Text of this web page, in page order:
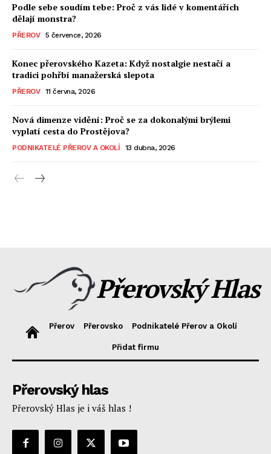
Podle sebe soudím tebe: Proč z vás lidé v komentářích
dělají monstra?
PŘEROV 5 července, 2026
Konec přerovského Kazeta: Když nostalgie nestačí a
tradici pohřbí manažerská slepota
PŘEROV 11 června, 2026
Nová dimenze vidění: Proč se za dokonalými brýlemi
vyplatí cesta do Prostějova?
PODNIKATELÉ PŘEROV A OKOLÍ 13 dubna, 2026
Přerovský Hlas
Přerov Přerovsko Podnikatelé Přerov a Okolí
Přidat firmu
Přerovský hlas
Přerovský Hlas je i váš hlas !